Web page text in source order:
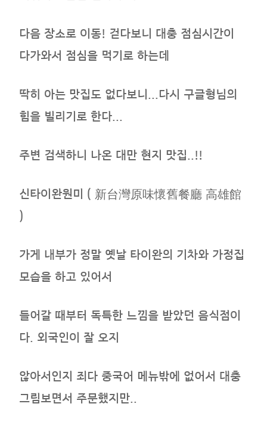
다음 장소로 이동! 걷다보니 대충 점심시간이
다가와서 점심을 먹기로 하는데
딱히 아는 맛집도 없다보니...다시 구글형님의
힘을 빌리기로 한다...
주변 검색하니 나온 대만 현지 맛집..!!
신타이완원미 ( 新台灣原味懷舊餐廳 高雄館
)
가게 내부가 정말 옛날 타이완의 기차와 가정집
모습을 하고 있어서
들어갈 때부터 독특한 느낌을 받았던 음식점이
다. 외국인이 잘 오지
않아서인지 죄다 중국어 메뉴밖에 없어서 대충
그림보면서 주문했지만..